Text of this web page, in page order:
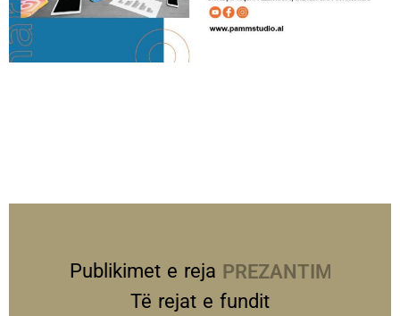
Publikimet e reja PREZANTIME
Të rejat e fundit